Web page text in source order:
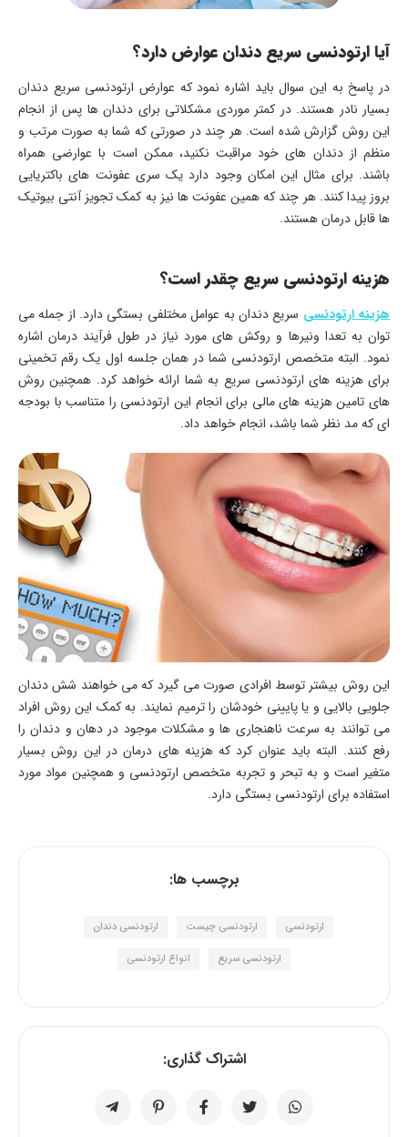
آیا ارتودنسی سریع دندان عوارض دارد؟
در پاسخ به این سوال باید اشاره نمود که عوارض ارتودنسی سریع دندان
بسیار نادر هستند. در کمتر موردی مشکلاتی برای دندان ها پس از انجام
این روش گزارش شده است. هر چند در صورتی که شما به صورت مرتب و
منظم از دندان های خود مراقبت نکنید، ممکن است با عوارضی همراه
باشند. برای مثال این امکان وجود دارد یک سری عفونت های باکتریایی
بروز پیدا کنند. هر چند که همین عفونت ها نیز به کمک تجویز آنتی بیوتیک
ها قابل درمان هستند.
هزینه ارتودنسی سریع چقدر است؟
هزینه ارتودنسی سریع دندان به عوامل مختلفی بستگی دارد. از جمله می
توان به تعدا ونیرها و روکش های مورد نیاز در طول فرآیند درمان اشاره
نمود. البته متخصص ارتودنسی شما در همان جلسه اول یک رقم تخمینی
برای هزینه های ارتودنسی سریع به شما ارائه خواهد کرد. همچنین روش
های تامین هزینه های مالی برای انجام این ارتودنسی را متناسب با بودجه
ای که مد نظر شما باشد، انجام خواهد داد.
این روش بیشتر توسط افرادی صورت می گیرد که می خواهند شش دندان
جلویی بالایی و یا پایینی خودشان را ترمیم نمایند. به کمک این روش افراد
می توانند به سرعت ناهنجاری ها و مشکلات موجود در دهان و دندان را
رفع کنند. البته باید عنوان کرد که هزینه های درمان در این روش بسیار
متغیر است و به تبحر و تجربه متخصص ارتودنسی و همچنین مواد مورد
استفاده برای ارتودنسی بستگی دارد.
برچسب ها:
ارتودنسی ارتودنسی چیست ارتودنسی دندان
ارتودنسی سریع انواع ارتودنسی
اشتراک گذاری: